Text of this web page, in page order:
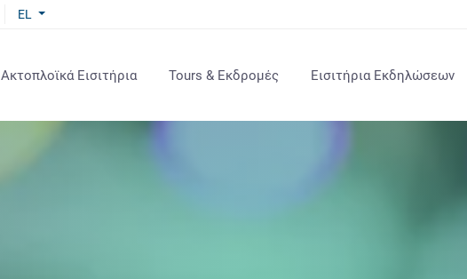
EL
Ακτοπλοϊκά Εισιτήρια Tours & Εκδρομές Εισιτήρια Εκδηλώσεων